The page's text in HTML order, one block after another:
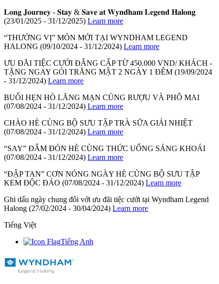
𝐋𝐨𝐧𝐠 𝐉𝐨𝐮𝐫𝐧𝐞𝐲 - 𝐒𝐭𝐚𝐲 & 𝐒𝐚𝐯𝐞 𝐚𝐭 𝐖𝐲𝐧𝐝𝐡𝐚𝐦 𝐋𝐞𝐠𝐞𝐧𝐝 𝐇𝐚𝐥𝐨𝐧𝐠
(23/01/2025 - 31/12/2025) Learn more
“THƯỞNG VỊ” MÓN MỚI TẠI WYNDHAM LEGEND
HALONG (09/10/2024 - 31/12/2024) Learn more
ƯU ĐÃI TIỆC CƯỚI ĐẲNG CẤP TỪ 450.000 VND/ KHÁCH -
TẶNG NGAY GÓI TRĂNG MẬT 2 NGÀY 1 ĐÊM (19/09/2024
- 31/12/2024) Learn more
BUỔI HẸN HÒ LÃNG MẠN CÙNG RƯỢU VÀ PHÔ MAI
(07/08/2024 - 31/12/2024) Learn more
CHÀO HÈ CÙNG BỘ SƯU TẬP TRÀ SỮA GIẢI NHIỆT
(07/08/2024 - 31/12/2024) Learn more
“SAY” ĐẮM ĐÓN HÈ CÙNG THỨC UỐNG SẢNG KHOÁI
(07/08/2024 - 31/12/2024) Learn more
“ĐẬP TAN” CƠN NÓNG NGÀY HÈ CÙNG BỘ SƯU TẬP
KEM ĐỘC ĐÁO (07/08/2024 - 31/12/2024) Learn more
Ghi dấu ngày chung đôi với ưu đãi tiệc cưới tại Wyndham Legend
Halong (27/02/2024 - 30/04/2024) Learn more
Tiếng Việt
Tiếng Anh